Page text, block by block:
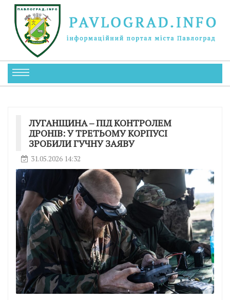
ЛУГАНЩИНА – ПІД КОНТРОЛЕМ
ДРОНІВ: У ТРЕТЬОМУ КОРПУСІ
ЗРОБИЛИ ГУЧНУ ЗАЯВУ
31.05.2026 14:32